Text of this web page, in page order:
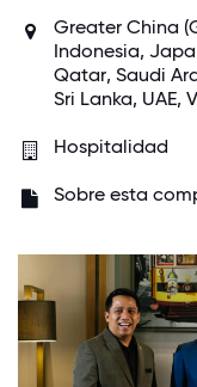
Greater China
Indonesia,
Qatar, Saudi
Sri Lanka, UAE,
Hospitalidad
Sobre esta